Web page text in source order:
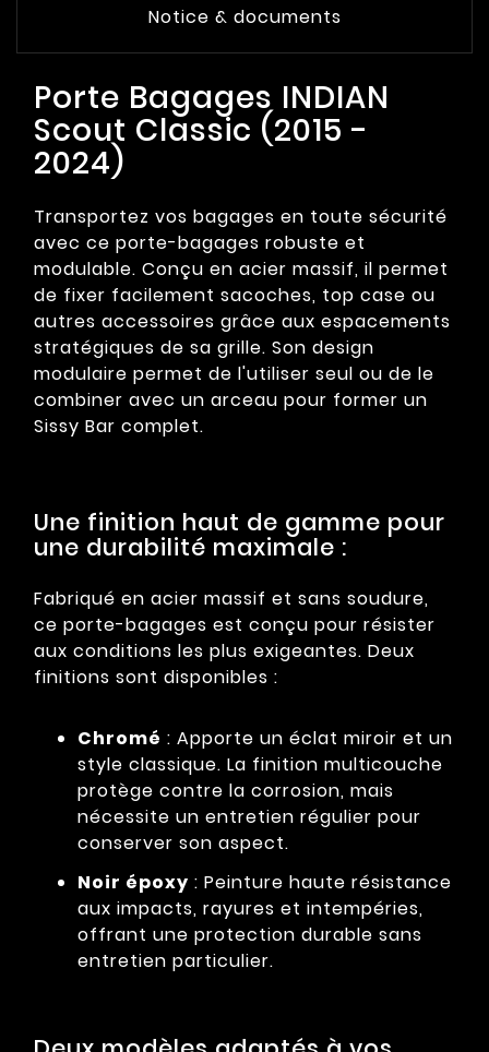
Notice & documents
Porte Bagages INDIAN
Scout Classic (2015 -
2024)
Transportez vos bagages en toute sécurité
avec ce porte-bagages robuste et
modulable. Conçu en acier massif, il permet
de fixer facilement sacoches, top case ou
autres accessoires grâce aux espacements
stratégiques de sa grille. Son design
modulaire permet de l'utiliser seul ou de le
combiner avec un arceau pour former un
Sissy Bar complet.
Une finition haut de gamme pour
une durabilité maximale :
Fabriqué en acier massif et sans soudure,
ce porte-bagages est conçu pour résister
aux conditions les plus exigeantes. Deux
finitions sont disponibles :
Chromé : Apporte un éclat miroir et un
style classique. La finition multicouche
protège contre la corrosion, mais
nécessite un entretien régulier pour
conserver son aspect.
Noir époxy : Peinture haute résistance
aux impacts, rayures et intempéries,
offrant une protection durable sans
entretien particulier.